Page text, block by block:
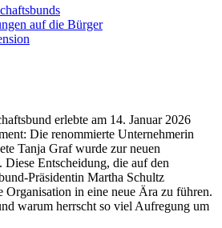
auf die Bürger
erlebte am 14. Januar 2026
Die renommierte Unternehmerin
Tanja Graf wurde zur neuen
Diese Entscheidung, die auf den
Präsidentin Martha Schultz
Organisation in eine neue Ära zu führen.
warum herrscht so viel Aufregung um